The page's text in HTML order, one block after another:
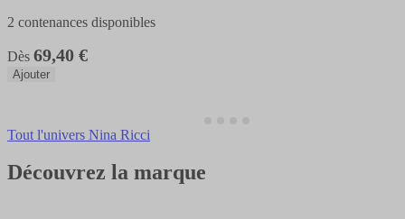
2 contenances disponibles
Dès 69,40 €
Ajouter
Tout l'univers Nina Ricci
Découvrez la marque